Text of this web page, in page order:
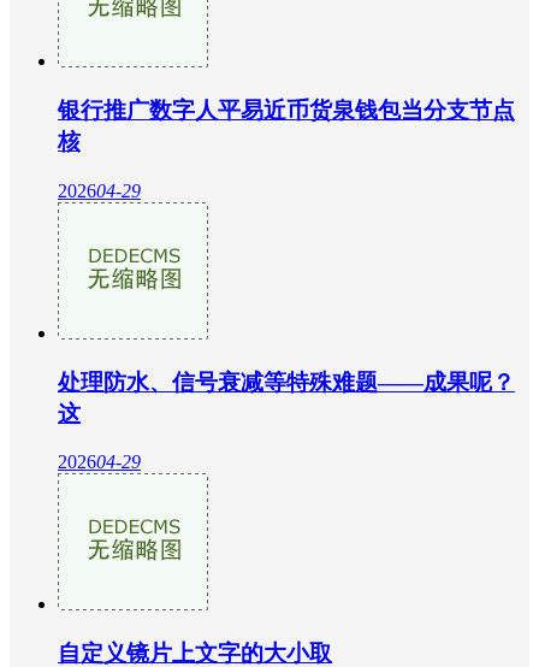
银行推广数字人平易近币货泉钱包当分支节点
核
202604-29
处理防水、信号衰减等特殊难题——成果呢？
这
202604-29
自定义镜片上文字的大小取